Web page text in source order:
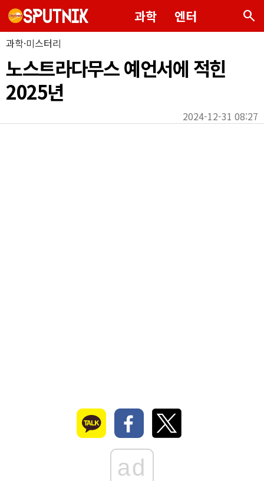
과학 엔터 search
과학·미스터리
노스트라다무스 예언서에 적힌
2025년
2024-12-31 08:27
ad